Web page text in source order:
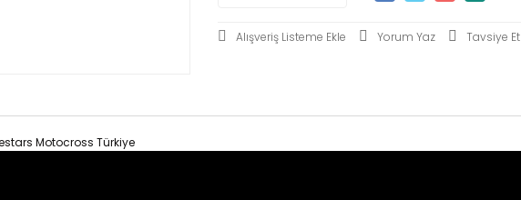
Yorum Yaz Tavsiye Et